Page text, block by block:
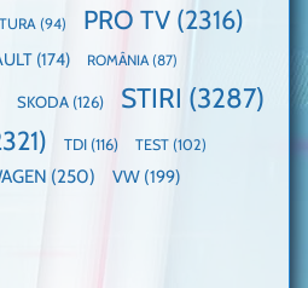
(94) PRO TV (2316)
(174) ROMÂNIA (87)
SKODA (126) STIRI (3287)
TDI (116) TEST (102)
(250) VW (199)